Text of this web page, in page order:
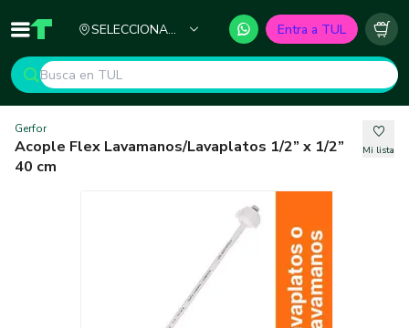
Inicio TUL - Tu Marketplace de Construcción
SELECCIONA
Entra a TUL
Gerfor
Acople Flex Lavamanos/Lavaplatos 1/2” x 1/2”
40 cm
Mi lista